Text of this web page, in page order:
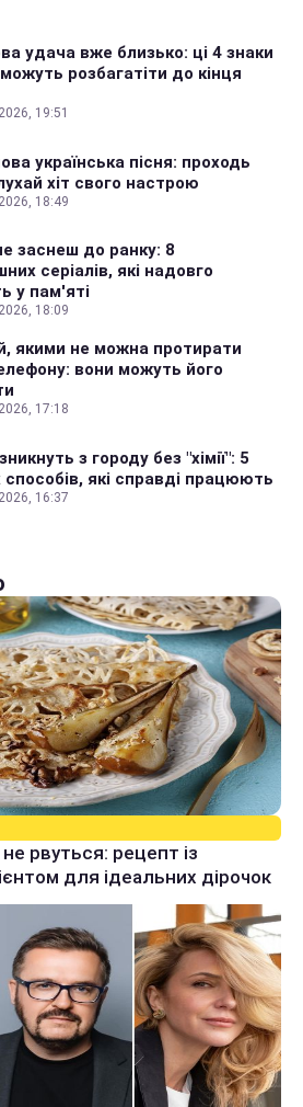
удача вже близько: ці 4 знаки
розбагатіти до кінця
19:51
українська пісня: проходь
хіт свого настрою
18:49
заснеш до ранку: 8
серіалів, які надовго
у пам'яті
18:09
якими не можна протирати
вони можуть його
17:18
з городу без "хімії": 5
способів, які справді працюють
16:37
рвуться: рецепт із
для ідеальних дірочок